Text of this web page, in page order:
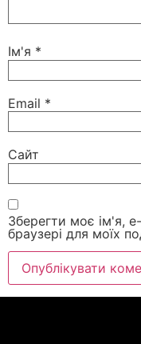
Ім'я *
Email *
Сайт
Зберегти моє ім'я,
браузері для моїх